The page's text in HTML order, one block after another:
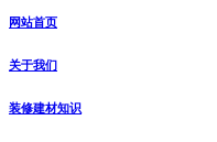
网站首页
关于我们
装修建材知识